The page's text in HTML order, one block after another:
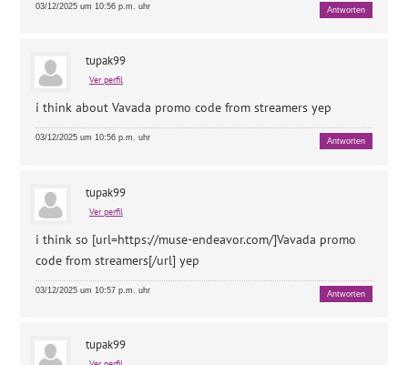
03/12/2025 um 10:56 p.m. uhr Antworten
tupak99
Ver perfil
i think aboutVavada promo code from streamers yep
03/12/2025 um 10:56 p.m. uhr Antworten
tupak99
Ver perfil
i think so [url=https://muse-endeavor.com/]Vavada promo
code from streamers[/url] yep
03/12/2025 um 10:57 p.m. uhr Antworten
tupak99